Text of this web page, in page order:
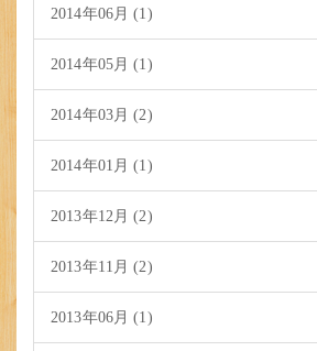
2014年06月 (1)
2014年05月 (1)
2014年03月 (2)
2014年01月 (1)
2013年12月 (2)
2013年11月 (2)
2013年06月 (1)